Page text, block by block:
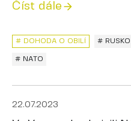
Číst dále
# RUSKO
# DOHODA O OBILÍ
# NATO
22.07.2023